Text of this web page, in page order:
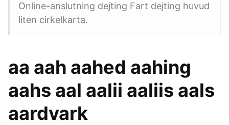
Online-anslutning dejting Fart dejting huvud
liten cirkelkarta.
aa aah aahed aahing
aahs aal aalii aaliis aals
aardvark